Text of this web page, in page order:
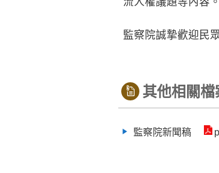
監察院誠摯歡迎民
其他相關檔
監察院新聞稿